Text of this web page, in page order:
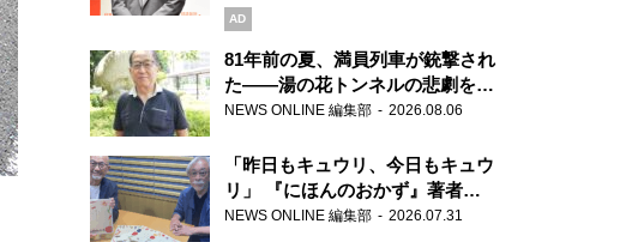
ブランドを強化
AD
81年前の夏、満員列車が銃撃され
た――湯の花トンネルの悲劇を語
り継ぐ男性
NEWS ONLINE 編集部 2026.08.06
「昨日もキュウリ、今日もキュウ
リ」 『にほんのおかず』著者が
見つけた家庭料理の知恵
NEWS ONLINE 編集部 2026.07.31